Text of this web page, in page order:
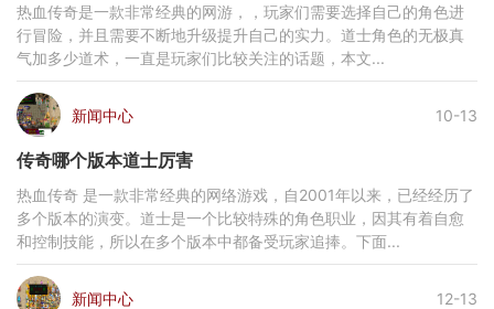
热血传奇是一款非常经典的网游，，玩家们需要选择自己的角色进
行冒险，并且需要不断地升级提升自己的实力。道士角色的无极真
气加多少道术，一直是玩家们比较关注的话题，本文...
新闻中心 10-13
传奇哪个版本道士厉害
热血传奇 是一款非常经典的网络游戏，自2001年以来，已经经历了
多个版本的演变。道士是一个比较特殊的角色职业，因其有着自愈
和控制技能，所以在多个版本中都备受玩家追捧。下面...
新闻中心 12-13